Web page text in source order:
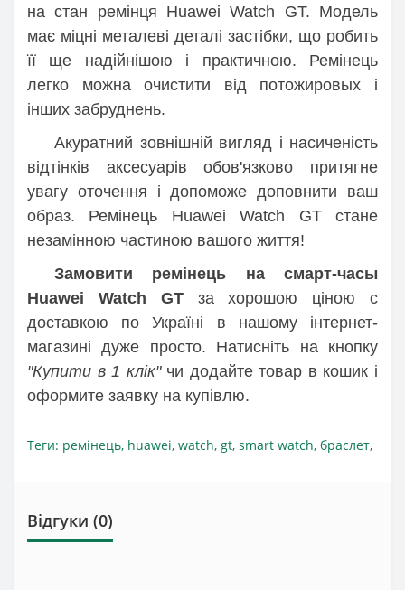
на стан ремінця Huawei Watch GT. Модель
має міцні металеві деталі застібки, що робить
її ще надійнішою і практичною. Ремінець
легко можна очистити від потожировых і
інших забруднень.
Акуратний зовнішній вигляд і насиченість
відтінків аксесуарів обов'язково притягне
увагу оточення і допоможе доповнити ваш
образ. Ремінець Huawei Watch GT стане
незамінною частиною вашого життя!
Замовити ремінець на смарт-часы
Huawei Watch GTза хорошою ціною c
доставкою по Україні в нашому інтернет-
магазині дуже просто. Натисніть на кнопку
"Купити в 1 клік"чи додайте товар в кошик і
оформите заявку на купівлю.
Теги: ремінець, huawei, watch, gt, smart watch, браслет,
Відгуки (0)